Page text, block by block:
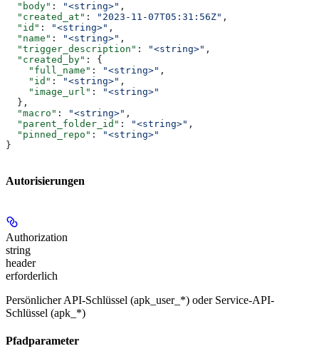
  "body"
: "<string>" ,
  "created_at"
: "2023-11-07T05:31:56Z" ,
  "id"
: "<string>" ,
  "name"
: "<string>" ,
  "trigger_description"
: "<string>" ,
  "created_by"
: {
    "full_name"
: "<string>" ,
    "id"
: "<string>" ,
    "image_url"
:
"<string>"
  },
  "macro"
: "<string>" ,
  "parent_folder_id"
: "<string>" ,
  "pinned_repo"
:
"<string>"
}
Autorisierungen
Authorization
string
header
erforderlich
Persönlicher API-Schlüssel (apk_user_*) oder Service-API-
Schlüssel (apk_*)
Pfadparameter